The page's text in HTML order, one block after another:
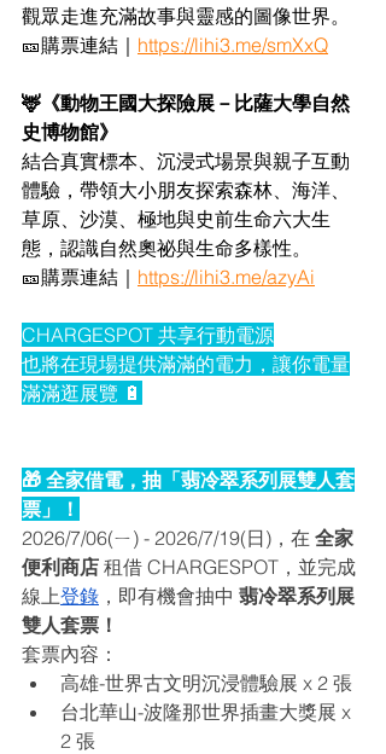
觀眾走進充滿故事與靈感的圖像世界。
🎫購票連結｜ https://lihi3.me/smXxQ
🦌《動物王國大探險展－比薩大學自然
史博物館》
結合真實標本、沉浸式場景與親子互動
體驗，帶領大小朋友探索森林、海洋、
草原、沙漠、極地與史前生命六大生
態，認識自然奧祕與生命多樣性。
🎫購票連結｜ https://lihi3.me/azyAi
CHARGESPOT 共享行動電源
也將在現場提供滿滿的電力，讓你電量
滿滿逛展覽 🔋
🎁 全家借電，抽「翡冷翠系列展雙人套
票」！
2026/7/06(ㄧ) - 2026/7/19(日)，在 全家
便利商店 租借 CHARGESPOT，並完成
線上登錄 ，即有機會抽中 翡冷翠系列展
雙人套票！
套票內容：
高雄-世界古文明沉浸體驗展 x 2 張
台北華山-波隆那世界插畫大獎展 x
2 張